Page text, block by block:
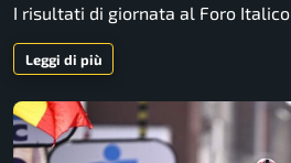
I risultati di giornata al Foro Italico
Leggi di più